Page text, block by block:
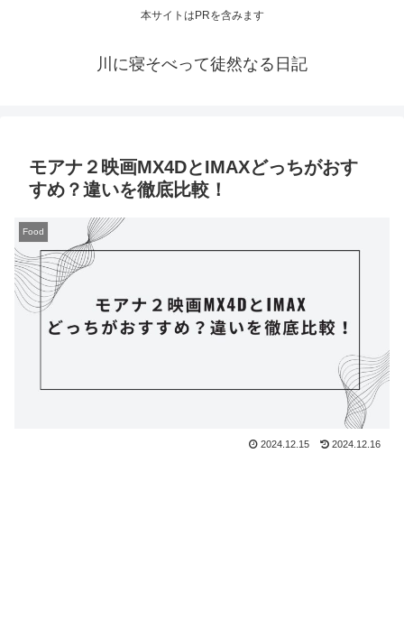
本サイトはPRを含みます
川に寝そべって徒然なる日記
モアナ２映画MX4DとIMAXどっちがおす
すめ？違いを徹底比較！
Food
2024.12.15 2024.12.16